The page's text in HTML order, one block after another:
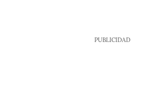
PUBLICIDAD